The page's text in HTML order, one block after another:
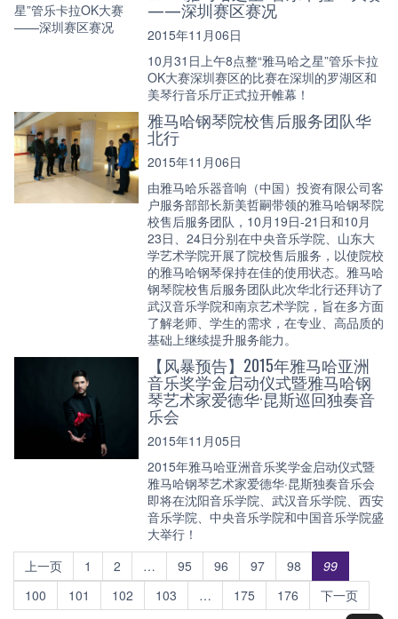
——深圳赛区赛况
2015年11月06日
10月31日上午8点整“雅马哈之星”管乐卡拉
OK大赛深圳赛区的比赛在深圳的罗湖区和
美琴行音乐厅正式拉开帷幕！
雅马哈钢琴院校售后服务团队华
北行
2015年11月06日
由雅马哈乐器音响（中国）投资有限公司客
户服务部部长新美哲嗣带领的雅马哈钢琴院
校售后服务团队，10月19日-21日和10月
23日、24日分别在中央音乐学院、山东大
学艺术学院开展了院校售后服务，以使院校
的雅马哈钢琴保持在佳的使用状态。雅马哈
钢琴院校售后服务团队此次华北行还拜访了
武汉音乐学院和南京艺术学院，旨在多方面
了解老师、学生的需求，在专业、高品质的
基础上继续提升服务能力。
【风暴预告】2015年雅马哈亚洲
音乐奖学金启动仪式暨雅马哈钢
琴艺术家爱德华·昆斯巡回独奏音
乐会
2015年11月05日
2015年雅马哈亚洲音乐奖学金启动仪式暨
雅马哈钢琴艺术家爱德华·昆斯独奏音乐会
即将在沈阳音乐学院、武汉音乐学院、西安
音乐学院、中央音乐学院和中国音乐学院盛
大举行！
上一页
1 2 … 95 96 97 98
99
100
101 102 103 … 175 176 下一页